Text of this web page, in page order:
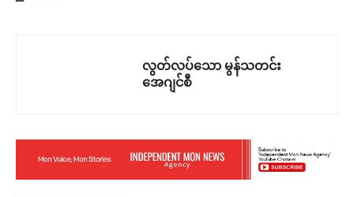
လွတ်လပ်သော မွန်သတင်း
အေဂျင်စီ